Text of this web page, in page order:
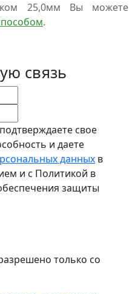
25,0мм Вы можете
.
связь
свое
и даете
данных в
и с Политикой в
защиты
только со